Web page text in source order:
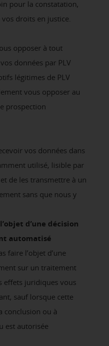
pour la constatation,
vos droits en justice.
opposer à tout
données par PLV
légitimes de PLV
vous opposer au
prospection
vos données dans
utilisé, lisible par
de les transmettre à un
sans que nous y
d’une décision
automatisé
faire l’objet d’une
sur un traitement
effets juridiques vous
sauf lorsque cette
conclusion ou à
est autorisée